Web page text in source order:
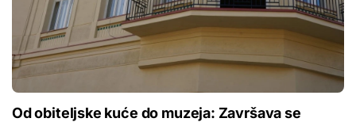
Od obiteljske kuće do muzeja: Završava se